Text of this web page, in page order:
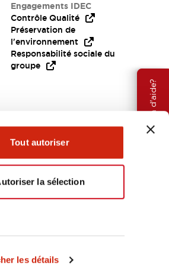
les détails
Tout autoriser
la sélection
Besoin d'aide?
Engagements IDEC
Contrôle Qualité
Préservation de
l'environnement
Responsabilité sociale du
groupe
EMEA